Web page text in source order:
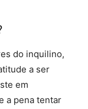
do inquilino,
a ser
em
a pena tentar